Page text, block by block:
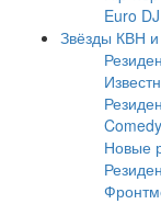
Euro
Звёзды КВН
Новые